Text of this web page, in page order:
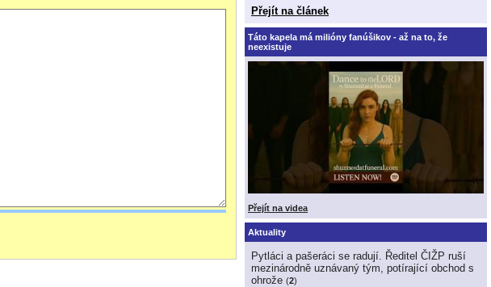
Přejít na článek
Táto kapela má milióny fanúšikov - až na to, že
neexistuje
Přejít na videa
Aktuality
Pytláci a pašeráci se radují. Ředitel ČIŽP ruší
mezinárodně uznávaný tým, potírající obchod s
ohrože (2)